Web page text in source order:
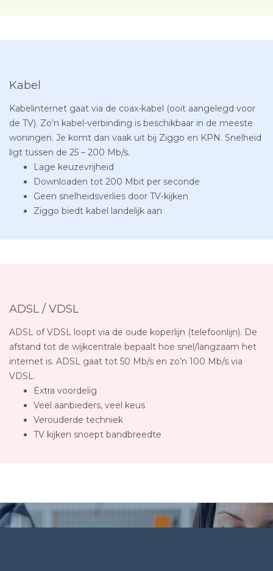
Kabel
Kabelinternet gaat via de coax-kabel (ooit aangelegd voor
de TV). Zo’n kabel-verbinding is beschikbaar in de meeste
woningen. Je komt dan vaak uit bij Ziggo en KPN. Snelheid
ligt tussen de 25 – 200 Mb/s.
Lage keuzevrijheid
Downloaden tot 200 Mbit per seconde
Geen snelheidsverlies door TV-kijken
Ziggo biedt kabel landelijk aan
ADSL / VDSL
ADSL of VDSL loopt via de oude koperlijn (telefoonlijn). De
afstand tot de wijkcentrale bepaalt hoe snel/langzaam het
internet is. ADSL gaat tot 50 Mb/s en zo’n 100 Mb/s via
VDSL.
Extra voordelig
Veel aanbieders, veel keus
Verouderde techniek
TV kijken snoept bandbreedte